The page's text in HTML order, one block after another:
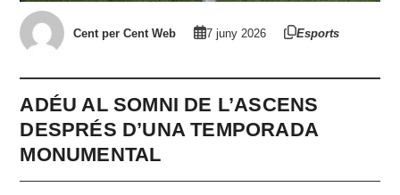
Cent per Cent Web 7 juny 2026 Esports
ADÉU AL SOMNI DE L’ASCENS
DESPRÉS D’UNA TEMPORADA
MONUMENTAL